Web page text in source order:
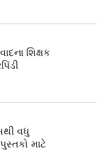
શિક્ષક
વધુ
માટે